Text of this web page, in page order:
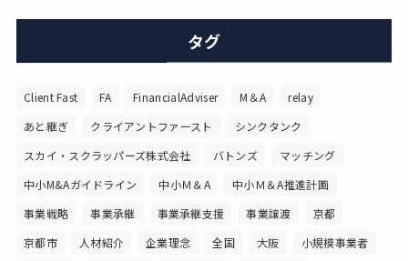
タグ
Client Fast FA FinancialAdviser M＆A
relay
あと継ぎ
クライアントファースト
シンクタンク
スカイ・スクラッパーズ株式会社
バトンズ
マッチング
中小M&Aガイドライン
中小Ｍ＆A
中小Ｍ＆A推進計画
事業戦略
事業承継 事業承継支援 事業譲渡
京都
京都市
人材紹介 企業理念 全国 大阪
小規模事業者